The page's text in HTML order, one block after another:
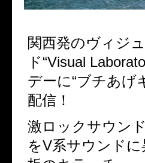
関西発のヴィジ
ド“Visual
デーに“ブチあげ
配信！
激ロックサウン
をV系サウンド